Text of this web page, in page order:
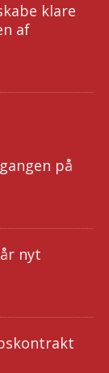
klare
af
på
nyt